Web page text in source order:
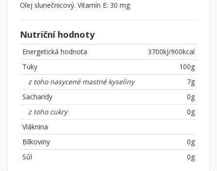
Olej slunečnicový. Vitamín E: 30 mg
Nutriční hodnoty
Energetická hodnota
3700kJ/900kcal
Tuky
100g
z toho nasycené mastné kyseliny
7g
Sacharidy
0g
z toho cukry
0g
Vláknina
Bílkoviny
0g
Sůl
0g